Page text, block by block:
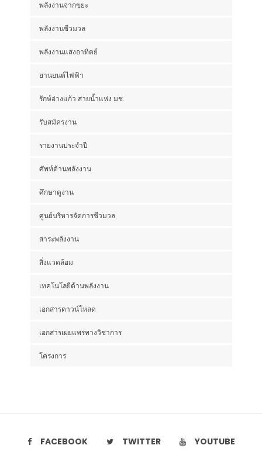
พลังงานจากขยะ
พลังงานชีวมวล
พลังงานแสงอาทิตย์
ยานยนต์ไฟฟ้า
รักษ์อ่างแก้ว สายน้ำแห่ง มช.
รับสมัครงาน
รายงานประจำปี
ศัพท์ด้านพลังงาน
ศึกษาดูงาน
ศูนย์บริหารจัดการชีวมวล
สาระพลังงาน
สิ่งแวดล้อม
เทคโนโลยีด้านพลังงาน
เอกสารดาวน์โหลด
เอกสารเผยแพร่ทางวิชาการ
โครงการ
FACEBOOK TWITTER YOUTUBE